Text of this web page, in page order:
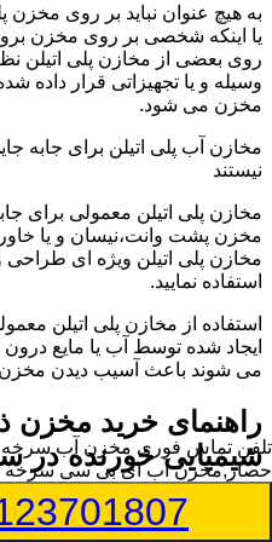
به هیچ عنوان نباید بر روی مخزن
یا اینکه شخصی بر روی مخزن
روی بعضی از مخازن پلی اتیلن
وسیله و یا تجهیزاتی قرار داده
مخزن می شود.
مخازن آب پلی اتیلن برای جابه
نیستند
مخازن پلی اتیلن معمولی برای
مخزن پشت وانت،نیسان و یا خاور
مخازن پلی اتیلن ویژه ای طراحی و
استفاده نمایید.
استفاده از مخازن پلی اتیلن
ایجاد شده توسط آب یا مایع
می شوند باعث آسیب دیدن
راهنمای خرید مخزن
شیمیایی خورنده در
مخزن ذخیره اسید و مواد شیمیایی
بتوانند در برابر چگالی نسبتا
تلفن تماس فوری مخزن آب سرخه
حصار,مخزن آب ای بی سی سرخه